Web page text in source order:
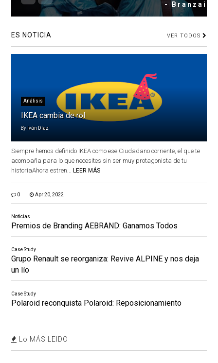
- Branzai
ES NOTICIA VER TODOS
Análisis
IKEA cambia de rol
By Iván Díaz
Siempre hemos definido IKEA como ese Ciudadano corriente, el que te
acompaña para lo que necesites sin ser muy protagonista de tu
historiaAhora estren... LEER MÁS
0 Apr 20, 2022
Noticias
Premios de Branding AEBRAND: Ganamos Todos
Case Study
Grupo Renault se reorganiza: Revive ALPINE y nos deja
un lío
Case Study
Polaroid reconquista Polaroid: Reposicionamiento
Lo MÁS LEIDO